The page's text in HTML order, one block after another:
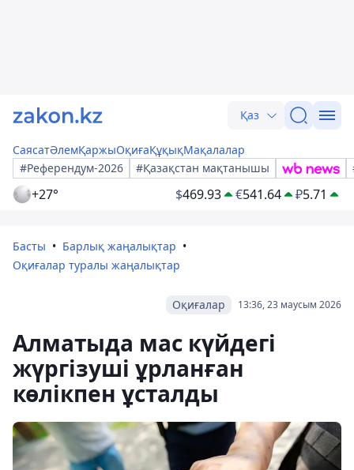
Қаз
СаясатӘлемҚаржыОқиғаҚұқықМақалалар
#Референдум-2026
#Қазақстан мақтанышы
+27° $469.93 €541.64 ₽5.71
Басты
Барлық жаңалықтар
Оқиғалар туралы жаңалықтар
13:36, 23 маусым 2026
Оқиғалар
Алматыда мас күйдегі
жүргізуші ұрланған
көлікпен ұсталды